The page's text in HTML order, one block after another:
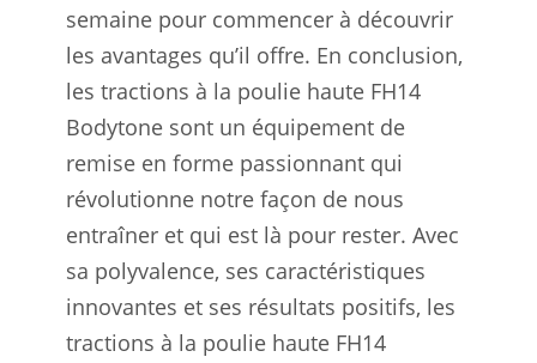
semaine pour commencer à découvrir
les avantages qu’il offre. En conclusion,
les tractions à la poulie haute FH14
Bodytone sont un équipement de
remise en forme passionnant qui
révolutionne notre façon de nous
entraîner et qui est là pour rester. Avec
sa polyvalence, ses caractéristiques
innovantes et ses résultats positifs, les
tractions à la poulie haute FH14